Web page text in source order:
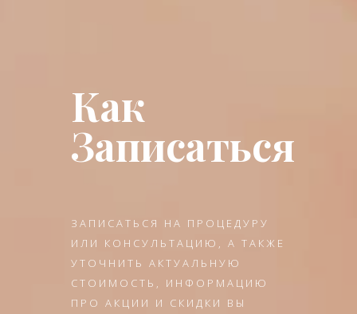
Как
Записаться
ЗАПИСАТЬСЯ НА ПРОЦЕДУРУ
ИЛИ КОНСУЛЬТАЦИЮ, А ТАКЖЕ
УТОЧНИТЬ АКТУАЛЬНУЮ
СТОИМОСТЬ, ИНФОРМАЦИЮ
ПРО АКЦИИ И СКИДКИ ВЫ